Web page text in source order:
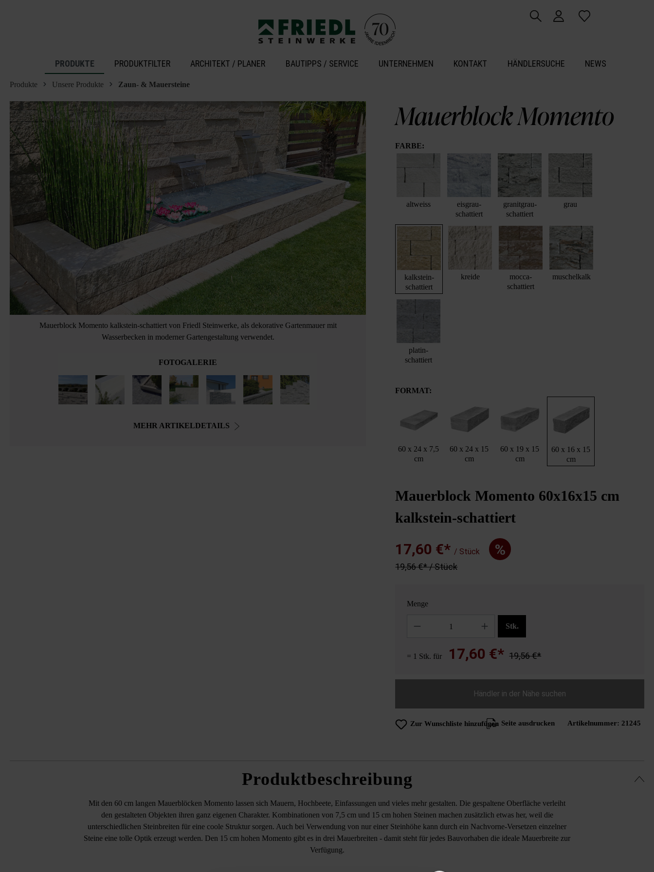
PRODUKTE PRODUKTFILTER ARCHITEKT / PLANER BAUTIPPS / SERVICE UNTERNEHMEN KONTAKT HÄNDLERSUCHE NEWS
Produkte Unsere Produkte Zaun- & Mauersteine
Mauerblock Momento kalkstein-schattiert von Friedl Steinwerke, als dekorative Gartenmauer mit
Wasserbecken in moderner Gartengestaltung verwendet.
FOTOGALERIE
MEHR ARTIKELDETAILS
Mauerblock Momento
FARBE:
altweiss
eisgrau-
schattiert
granitgrau-
schattiert
grau
kalkstein-
schattiert
kreide
mocca-
schattiert
muschelkalk
platin-
schattiert
FORMAT:
60 x 24 x 7,5
cm
60 x 24 x 15
cm
60 x 19 x 15
cm
60 x 16 x 15
cm
Mauerblock Momento 60x16x15 cm
kalkstein-schattiert
17,60 €* / Stück %
19,56 €* / Stück
Menge
Stk.
= 1 Stk. für 17,60 €* 19,56 €*
Händler in der Nähe suchen
Zur Wunschliste hinzufügen Seite ausdrucken Artikelnummer: 21245
Produktbeschreibung
Mit den 60 cm langen Mauerblöcken Momento lassen sich Mauern, Hochbeete, Einfassungen und vieles mehr gestalten. Die gespaltene Oberfläche verleiht
den gestalteten Objekten ihren ganz eigenen Charakter. Kombinationen von 7,5 cm und 15 cm hohen Steinen machen zusätzlich etwas her, weil die
unterschiedlichen Steinbreiten für eine coole Struktur sorgen. Auch bei Verwendung von nur einer Steinhöhe kann durch ein Nachvorne-Versetzen einzelner
Steine eine tolle Optik erzeugt werden. Den 15 cm hohen Momento gibt es in drei Mauerbreiten - damit steht für jedes Bauvorhaben die ideale Mauerbreite zur
Verfügung.